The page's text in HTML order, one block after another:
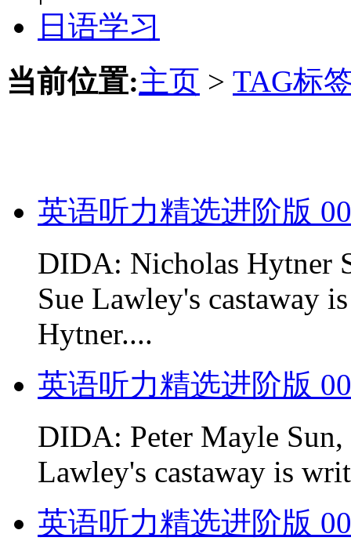
日语学习
当前位置:主页 > TAG标
英语听力精选进阶版
DIDA: Nicholas Hytner
Sue Lawley's castaway
Hytner....
英语听力精选进阶版
DIDA: Peter Mayle
Lawley's castaway is
英语听力精选进阶版